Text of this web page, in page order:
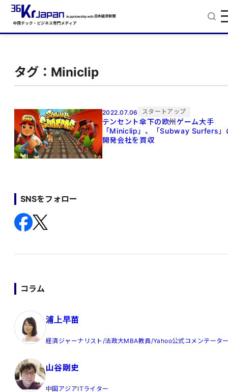
タグ：Miniclip
2022.07.06 スタートアップ
テンセント傘下の欧州ゲーム大手
「Miniclip」、「Subway Surfers」
開発会社を買収
SNSをフォロー
コラム
浦上早苗
経済ジャーナリスト/法政大MBA教員/Yahoo公式コメンテータ
山谷剛史
中国アジアITライター